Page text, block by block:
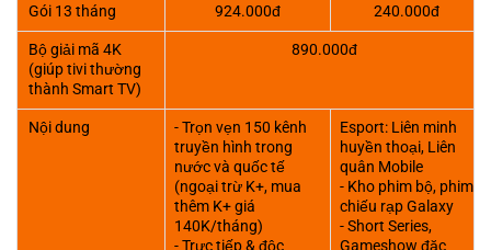
Gói 13 tháng 924.000đ 240.000đ
Bộ giải mã 4K
(giúp tivi thường
thành Smart TV)
890.000đ
Nội dung
- Trọn vẹn 150 kênh
truyền hình trong
nước và quốc tế
(ngoại trừ K+, mua
thêm K+ giá
140K/tháng)
- Trực tiếp & độc
Esport: Liên minh
huyền thoại, Liên
quân Mobile
- Kho phim bộ, phim
chiếu rạp Galaxy
- Short Series,
Gameshow đặc